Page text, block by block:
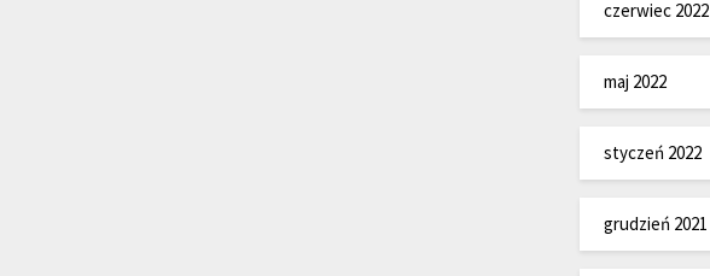
czerwiec 2022
maj 2022
styczeń 2022
grudzień 2021